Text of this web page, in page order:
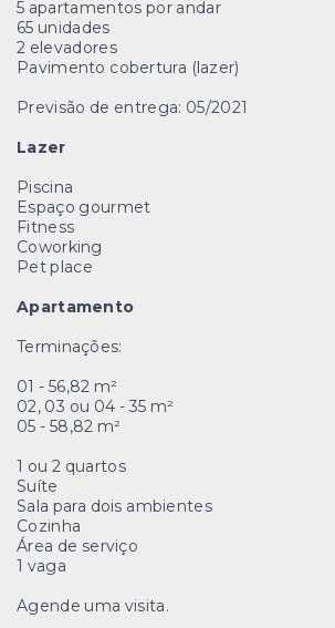
5 apartamentos por andar
65 unidades
2 elevadores
Pavimento cobertura (lazer)
Previsão de entrega: 05/2021
Lazer
Piscina
Espaço gourmet
Fitness
Coworking
Pet place
Apartamento
Terminações:
01 - 56,82 m²
02, 03 ou 04 - 35 m²
05 - 58,82 m²
1 ou 2 quartos
Suíte
Sala para dois ambientes
Cozinha
Área de serviço
1 vaga
Agende uma visita.